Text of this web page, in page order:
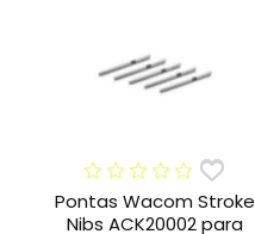
Pontas Wacom Stroke
Nibs ACK20002 para